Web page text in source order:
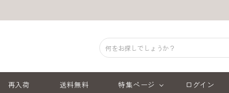
再入荷 送料無料 特集ページ ログイン